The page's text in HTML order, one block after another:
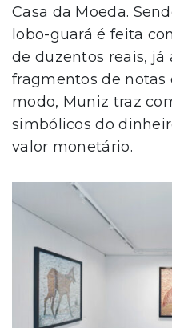
Casa da Moeda.
lobo-guará é feita
de duzentos reais, já
fragmentos de notas
modo, Muniz traz
simbólicos do
valor monetário.